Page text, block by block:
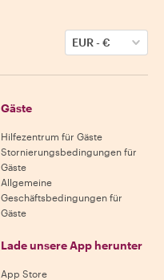
EUR-€
Gäste
Hilfezentrum für Gäste
Stornierungsbedingungen für
Gäste
Allgemeine
Geschäftsbedingungen für
Gäste
Lade unsere App herunter
App Store